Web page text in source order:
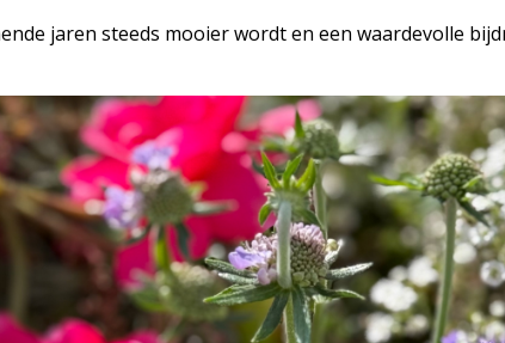
jaren steeds mooier wordt en een waardevolle